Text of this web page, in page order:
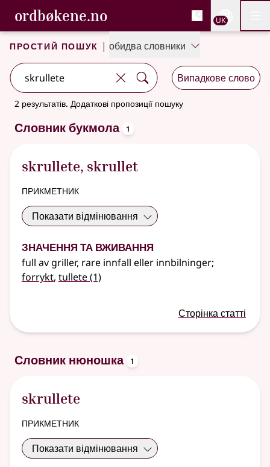
Перейти до основного вмісту
Доступність
ordbøkene.no, Cловник букмола та
Cловник букмола та Словник нюношка
UK
Простий пошук |обидва словники
Випадкове слово
2 результатів. Додаткові пропозиції пошуку
Словник букмола 1
skrullete, skrullet
прикметник
Показати відмінювання
Значення та вживання
full av griller, rare innfall eller innbilninger;
forrykt, tullete(1)
Сторінка статті
Словник нюношка 1
skrullete
прикметник
Показати відмінювання